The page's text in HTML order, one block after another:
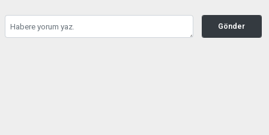
Gönder